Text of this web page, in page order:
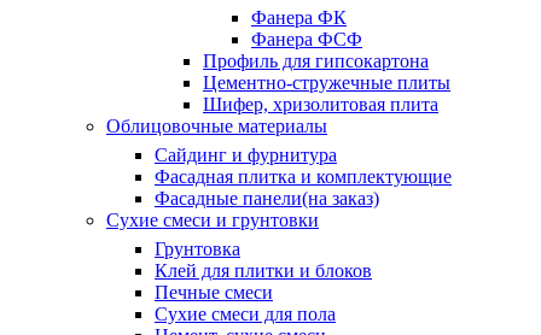
Фанера ФК
Фанера ФСФ
Профиль для гипсокартона
Цементно-стружечные плиты
Шифер, хризолитовая плита
Облицовочные материалы
Сайдинг и фурнитура
Фасадная плитка и комплектующие
Фасадные панели(на заказ)
Сухие смеси и грунтовки
Грунтовка
Клей для плитки и блоков
Печные смеси
Сухие смеси для пола